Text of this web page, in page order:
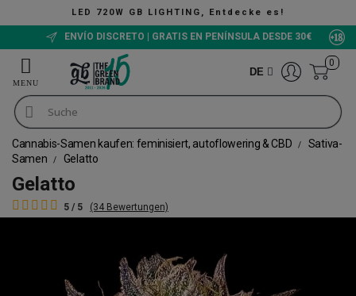
GB LIGHTING, Entdecke es!
ENVÍO DISCRETO | GRATIS EN PENÍNSULA DESDE 30€
DE
0
Cannabis-Samen kaufen: feminisiert, autoflowering & CBD
Sativa-
Samen
Gelatto
Gelatto
5 / 5 (34 Bewertungen)